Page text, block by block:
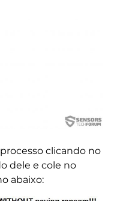
clicando no
dele e cole no
abaixo: